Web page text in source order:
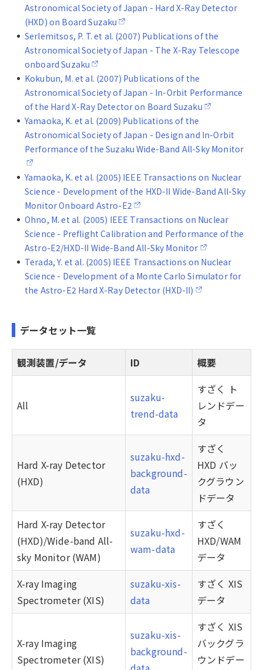
Astronomical Society of Japan - Hard X-Ray Detector
(HXD) on Board Suzaku
Serlemitsos, P. T. et al. (2007) Publications of the
Astronomical Society of Japan - The X-Ray Telescope
onboard Suzaku
Kokubun, M. et al. (2007) Publications of the
Astronomical Society of Japan - In-Orbit Performance
of the Hard X-Ray Detector on Board Suzaku
Yamaoka, K. et al. (2009) Publications of the
Astronomical Society of Japan - Design and In-Orbit
Performance of the Suzaku Wide-Band All-Sky Monitor
Yamaoka, K. et al. (2005) IEEE Transactions on Nuclear
Science - Development of the HXD-II Wide-Band All-Sky
Monitor Onboard Astro-E2
Ohno, M. et al. (2005) IEEE Transactions on Nuclear
Science - Preflight Calibration and Performance of the
Astro-E2/HXD-II Wide-Band All-Sky Monitor
Terada, Y. et al. (2005) IEEE Transactions on Nuclear
Science - Development of a Monte Carlo Simulator for
the Astro-E2 Hard X-Ray Detector (HXD-II)
データセット一覧
観測装置/データ ID 概要
All
suzaku-
trend-data
すざく ト
レンドデー
タ
Hard X-ray Detector
(HXD)
suzaku-hxd-
background-
data
すざく
HXD バッ
クグラウン
ドデータ
Hard X-ray Detector
(HXD)/Wide-band All-
sky Monitor (WAM)
suzaku-hxd-
wam-data
すざく
HXD/WAM
データ
X-ray Imaging
Spectrometer (XIS)
suzaku-xis-
data
すざく XIS
データ
X-ray Imaging
Spectrometer (XIS)
suzaku-xis-
background-
すざく XIS
バックグラ
ウンドデー